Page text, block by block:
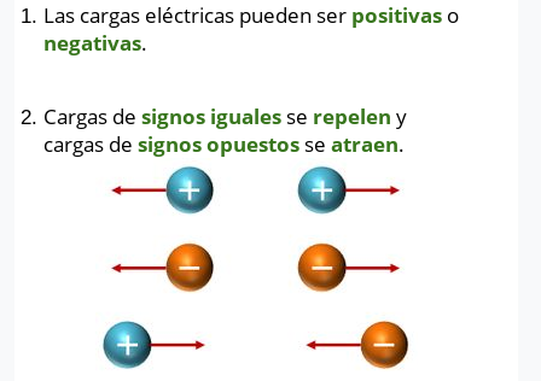
Las cargas eléctricas pueden ser positivas o
negativas.
Cargas de signos iguales se repelen y
cargas de signos opuestos se atraen.